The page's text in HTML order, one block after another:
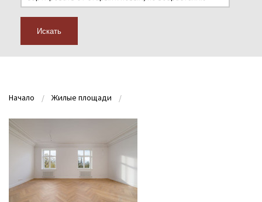
Искать
Начало Жилые площади